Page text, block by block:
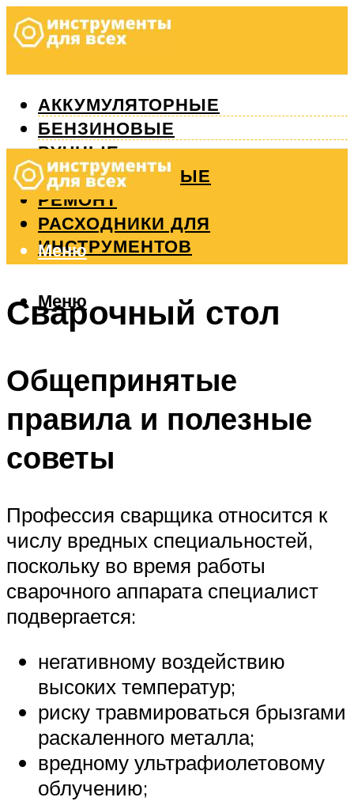
АККУМУЛЯТОРНЫЕ
БЕНЗИНОВЫЕ
РУЧНЫЕ
ИЗМЕРИТЕЛЬНЫЕ
РЕМОНТ
РАСХОДНИКИ ДЛЯ
ИНСТРУМЕНТОВ
Меню
Меню
Сварочный стол
Общепринятые
правила и полезные
советы
Профессия сварщика относится к
числу вредных специальностей,
поскольку во время работы
сварочного аппарата специалист
подвергается:
негативному воздействию
высоких температур;
риску травмироваться брызгами
раскаленного металла;
вредному ультрафиолетовому
облучению;